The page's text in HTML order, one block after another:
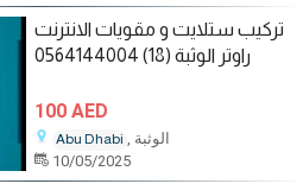
تركيب ستلايت و مقويات الانترنت
راوتر الوثبة (18) 0564144004
100 AED
Abu Dhabi
, الوثبة
10/05/2025